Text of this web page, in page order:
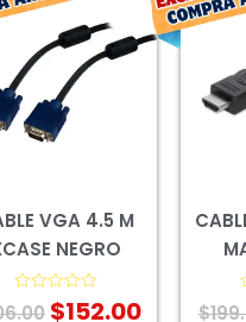
VGA 4.5 M
NEGRO
Valorado
con
precio
original
era:
$206.00.
$152.00
precio
$